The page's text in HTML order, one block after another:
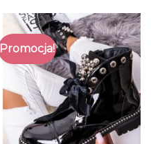
Promocja!